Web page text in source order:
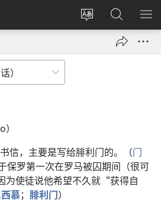
更
登
录
（打
搜
索
JW.ORG
显
信，主要是写给腓利门的。（门
保罗第一次在罗马被囚期间（很可
为使徒说他希望不久就“获得自
慕； 腓利门）